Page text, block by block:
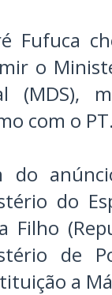
Fufuca
o
(MDS),
com o PT.
do
do
Filho
de
a